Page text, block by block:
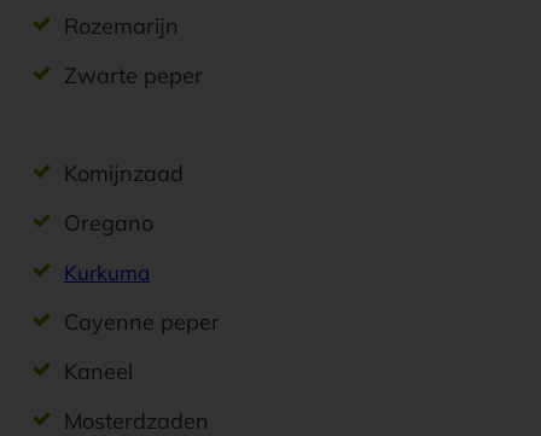
Rozemarijn
Zwarte peper
Komijnzaad
Oregano
Kurkuma
Cayenne peper
Kaneel
Mosterdzaden